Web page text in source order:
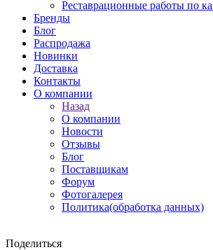
Реставрационные работы по
Бренды
Блог
Распродажа
Новинки
Доставка
Контакты
О компании
Назад
О компании
Новости
Отзывы
Блог
Поставщикам
Форум
Фотогалерея
Политика(обработка данных)
Поделиться